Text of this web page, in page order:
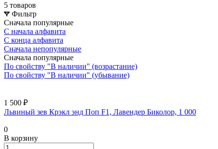
5 товаров
Фильтр
Сначала популярные
С начала алфавита
С конца алфавита
Сначала непопулярные
Сначала популярные
По свойству "В наличии" (возрастание)
По свойству "В наличии" (убывание)
1 500 ₽
Львиный зев Крэкл энд Поп F1, Лавендер Биколор, 1 000
0
В корзину